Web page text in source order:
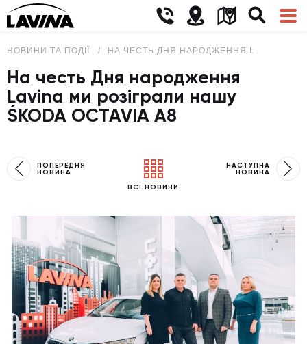
НОВИНИ ТА ПОДІЇ НА ЧЕСТЬ ДНЯ НАРОДЖЕННЯ LAVINA МИ
На честь Дня народження
Lavina ми розіграли нашу
ŚKODA OCTAVIA A8
ПОПЕРЕДНЯ
НОВИНА
ВСІ НОВИНИ
НАСТУПНА
НОВИНА